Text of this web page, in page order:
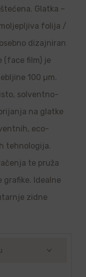
Glatka –
folija /
dizajniran
(face film) je
100 µm.
solventno-
na glatke
eco-
tehnologija.
te pruža
Idealne
zidne